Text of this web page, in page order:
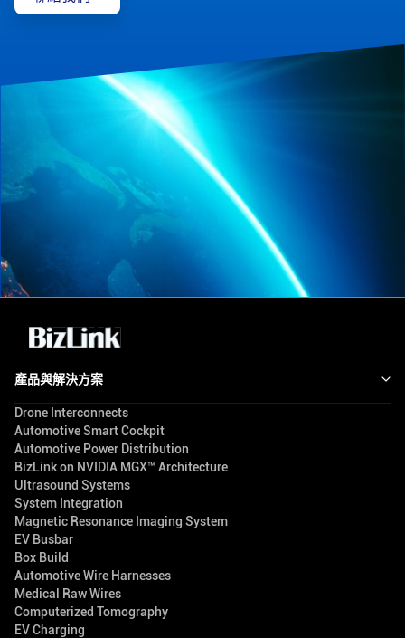
產品與解決方案
Drone Interconnects
Automotive Smart Cockpit
Automotive Power Distribution
BizLink on NVIDIA MGX™ Architecture
Ultrasound Systems
System Integration
Magnetic Resonance Imaging System
EV Busbar
Box Build
Automotive Wire Harnesses
Medical Raw Wires
Computerized Tomography
EV Charging